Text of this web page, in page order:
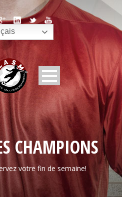
CHAMPIONS
votre fin de semaine!